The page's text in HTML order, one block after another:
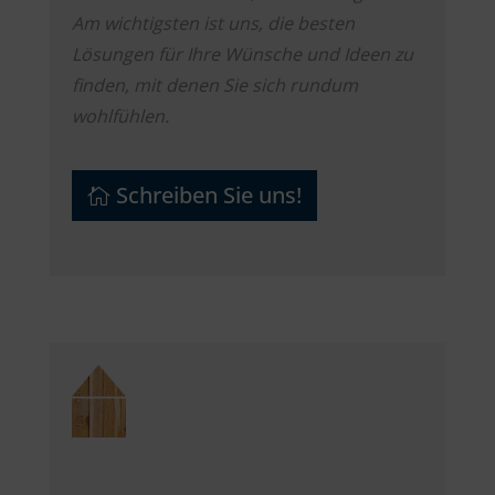
Am wichtigsten ist uns, die besten
Lösungen für Ihre Wünsche und Ideen zu
finden, mit denen Sie sich rundum
wohlfühlen.
Schreiben Sie uns!